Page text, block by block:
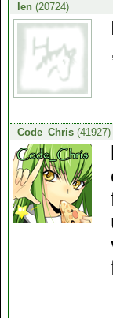
len(20724)
Code_Chris(41927)